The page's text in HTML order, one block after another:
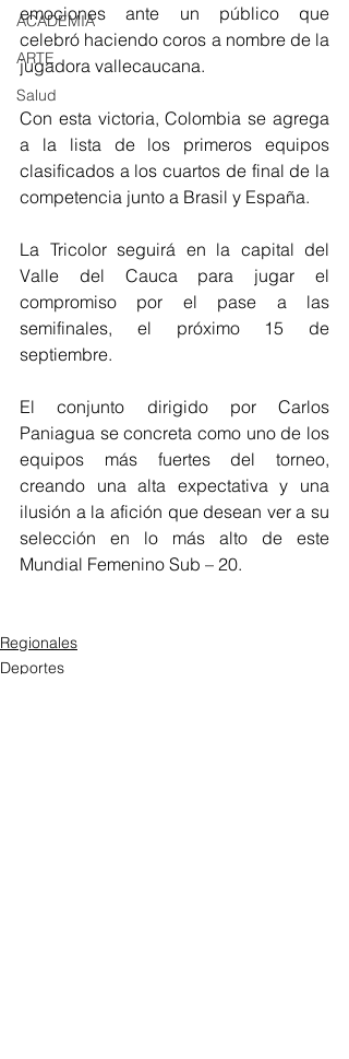
ACADEMIA
ARTE
Salud
emociones ante un público que
celebró haciendo coros a nombre de la
jugadora vallecaucana.
Con esta victoria, Colombia se agrega
a la lista de los primeros equipos
clasificados a los cuartos de final de la
competencia junto a Brasil y España.
La Tricolor seguirá en la capital del
Valle del Cauca para jugar el
compromiso por el pase a las
semifinales, el próximo 15 de
septiembre.
El conjunto dirigido por Carlos
Paniagua se concreta como uno de los
equipos más fuertes del torneo,
creando una alta expectativa y una
ilusión a la afición que desean ver a su
selección en lo más alto de este
Mundial Femenino Sub – 20.
Regionales
Deportes